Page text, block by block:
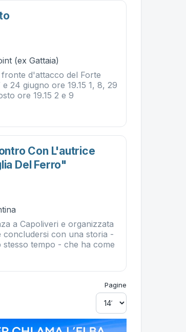
(ex Gattaia)
fronte d'attacco del Forte
24 giugno ore 19.15 1, 8, 29
ore 19.15 2 e 9
Con L'autrice
Del Ferro"
a Capoliveri e organizzata
con una storia -
stesso tempo - che ha come
Pagine